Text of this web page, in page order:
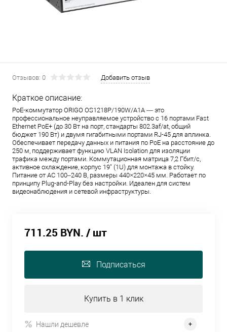
Отзывов: 0 Добавить отзыв
Краткое описание:
PoE-коммутатор ORIGO OS1218P/190W/A1A — это
профессиональное неуправляемое устройство с 16 портами Fast
Ethernet PoE+ (до 30 Вт на порт, стандарты 802.3af/at, общий
бюджет 190 Вт) и двумя гигабитными портами RJ-45 для аплинка.
Обеспечивает передачу данных и питания по PoE на расстояние до
250 м, поддерживает функцию VLAN Isolation для изоляции
трафика между портами. Коммутационная матрица 7,2 Гбит/с,
активное охлаждение, корпус 19" (1U) для монтажа в стойку.
Питание от AC 100–240 В, размеры 440×220×45 мм. Работает по
принципу Plug-and-Play без настройки. Идеален для систем
видеонаблюдения и сетевой инфраструктуры.
711.25 BYN. / шт
Подписаться
Купить в 1 клик
Нашли дешевле